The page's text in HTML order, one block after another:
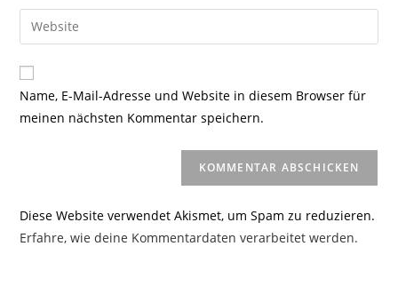
zum
Kommentieren
ein
E-
Mail-
zum
Kommentieren
ein
Gib
deine
Website-
URL
Name, E-Mail-Adresse und Website in diesem Browser für
meinen nächsten Kommentar speichern.
Diese Website verwendet Akismet, um Spam zu reduzieren.
Erfahre, wie deine Kommentardaten verarbeitet werden.